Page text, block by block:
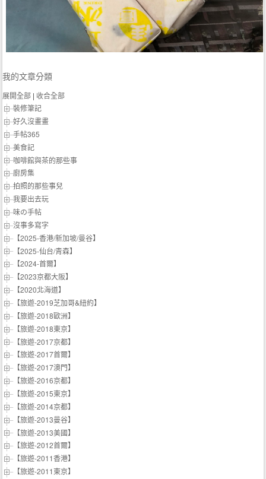
我的文章分類
展開全部 | 收合全部
裝修筆記
好久沒畫畫
手帖365
美食記
咖啡館與茶的那些事
廚房集
拍照的那些事兒
我要出去玩
味の手帖‬
沒事多寫字
【2025-香港/新加坡/曼谷】
【2025-仙台/青森】
【2024-首爾】
【2023京都大阪】
【2020北海道】
【旅遊-2019芝加哥&紐約】
【旅遊-2018歐洲】
【旅遊-2018東京】
【旅遊-2017京都】
【旅遊-2017首爾】
【旅遊-2017澳門】
【旅遊-2016京都】
【旅遊-2015東京】
【旅遊-2014京都】
【旅遊-2013曼谷】
【旅遊-2013美國】
【旅遊-2012首爾】
【旅遊-2011香港】
【旅遊-2011東京】